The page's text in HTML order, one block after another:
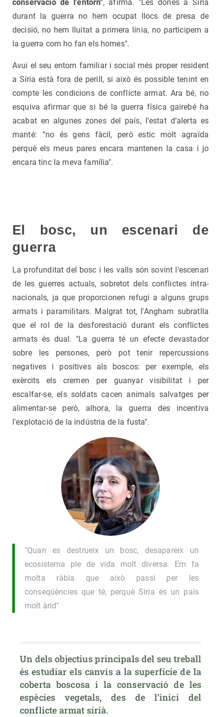
conservació de l'entorn", afirma. "Les dones a Síria
durant la guerra no hem ocupat llocs de presa de
decisió, no hem lluitat a primera línia, no participem a
la guerra com ho fan els homes".
Avui el seu entorn familiar i social més proper resident
a Síria està fora de perill, si això és possible tenint en
compte les condicions de conflicte armat. Ara bé, no
esquiva afirmar que si bé la guerra física gairebé ha
acabat en algunes zones del país, l’estat d’alerta es
manté: “no és gens fàcil, però estic molt agraïda
perquè els meus pares encara mantenen la casa i jo
encara tinc la meva família".
El bosc, un escenari de
guerra
La profunditat del bosc i les valls són sovint l'escenari
de les guerres actuals, sobretot dels conflictes intra-
nacionals, ja que proporcionen refugi a alguns grups
armats i paramilitars. Malgrat tot, l'Angham subratlla
que el rol de la desforestació durant els conflictes
armats és dual. "La guerra té un efecte devastador
sobre les persones, però pot tenir repercussions
negatives i positives als boscos: per exemple, els
exèrcits els cremen per guanyar visibilitat i per
escalfar-se, els soldats cacen animals salvatges per
alimentar-se però, alhora, la guerra des incentiva
l'explotació de la indústria de la fusta".
"Quan es destrueix un bosc, desapareix un
ecosistema ple de vida molt diversa. Em fa
molta ràbia que això passi per les
conseqüències que té, perquè Síria és un país
molt àrid"
Un dels objectius principals del seu treball
és estudiar els canvis a la superfície de la
coberta boscosa i la conservació de les
espècies vegetals, des de l’inici del
conflicte armat sirià.